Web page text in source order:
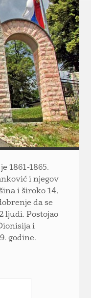
1861-1865.
i njegov
i široko 14,
da se
ljudi. Postojao
i
godine.